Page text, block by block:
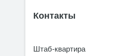
Контакты
Штаб-квартира